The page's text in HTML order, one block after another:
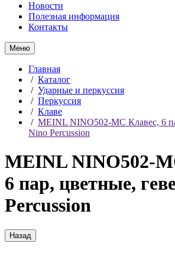
Новости
Полезная информация
Контакты
Меню
Главная
/ Каталог
/ Ударные и перкуссия
/ Перкуссия
/ Клаве
/ MEINL NINO502-MC Клавес, 6
Nino Percussion
MEINL NINO502-
6 пар, цветные,
Percussion
Назад